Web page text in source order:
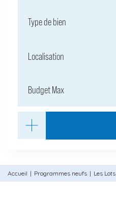
Type de bien
Localisation
Accueil Programmes neufs Les Lots